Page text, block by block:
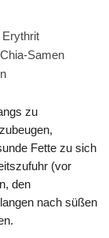
Samen
zu
Fette zu sich
(vor
den
nach süßen